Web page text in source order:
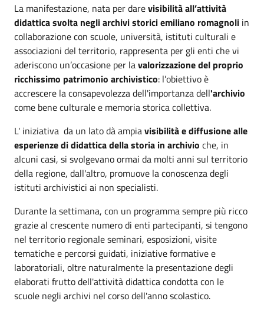
La manifestazione, nata per darevisibilità all’attività
didattica svolta negli archivi storici emiliano romagnoli in
collaborazione con scuole, università, istituti culturali e
associazioni del territorio, rappresenta per gli enti che vi
aderiscono un’occasione per lavalorizzazione del proprio
ricchissimo patrimonio archivistico: l’obiettivo è
accrescere la consapevolezza dell'importanza dell'archivio
come bene culturale e memoria storica collettiva.
L' iniziativa da un lato dà ampiavisibilità e diffusione alle
esperienze di didattica della storia in archivio che, in
alcuni casi, si svolgevano ormai da molti anni sul territorio
della regione, dall'altro, promuove la conoscenza degli
istituti archivistici ai non specialisti.
Durante la settimana, con un programma sempre più ricco
grazie al crescente numero di enti partecipanti, si tengono
nel territorio regionale seminari, esposizioni, visite
tematiche e percorsi guidati, iniziative formative e
laboratoriali, oltre naturalmente la presentazione degli
elaborati frutto dell'attività didattica condotta con le
scuole negli archivi nel corso dell'anno scolastico.